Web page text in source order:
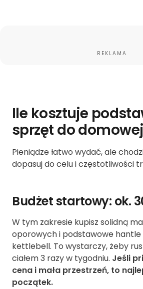
REKLAMA
Ile kosztuje
sprzęt do
Pieniądze łatwo wydać, ale
dopasuj do celu i częstotliwości
Budżet startowy: ok.
W tym zakresie kupisz solidną
oporowych i podstawowe hantle
kettlebell. To wystarczy, żeby
ciałem 3 razy w tygodniu. Jeśli
cena i mała przestrzeń, to
początek.